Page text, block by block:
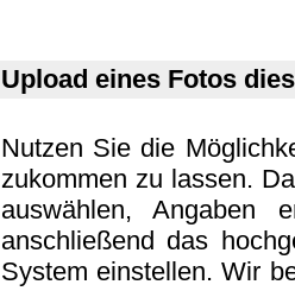
Upload eines Fotos
Nutzen Sie die
zukommen zu lassen.
auswählen, Angaben
anschließend das
System einstellen. Wir